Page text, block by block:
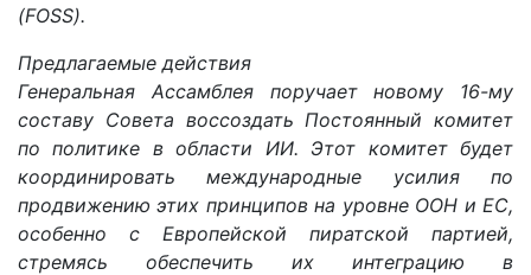
(FOSS).
Предлагаемые действия
Генеральная Ассамблея поручает новому 16-му
составу Совета воссоздать Постоянный комитет
по политике в области ИИ. Этот комитет будет
координировать международные усилия по
продвижению этих принципов на уровне ООН и ЕС,
особенно с Европейской пиратской партией,
стремясь обеспечить их интеграцию в